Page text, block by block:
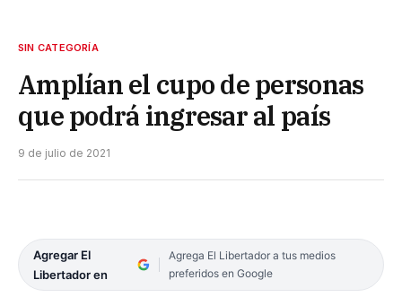
SIN CATEGORÍA
Amplían el cupo de personas
que podrá ingresar al país
9 de julio de 2021
Agregar El
Libertador en
Agrega El Libertador a tus medios
preferidos en Google